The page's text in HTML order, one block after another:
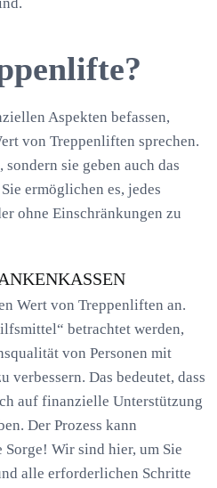
Aspekten befassen,
von Treppenliften sprechen.
sie geben auch das
ermöglichen es, jedes
ohne Einschränkungen zu
Wert von Treppenliften an.
betrachtet werden,
von Personen mit
Das bedeutet, dass
auf finanzielle Unterstützung
Der Prozess kann
Wir sind hier, um Sie
alle erforderlichen Schritte